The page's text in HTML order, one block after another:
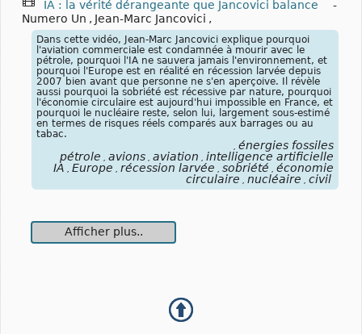
IA : la vérité dérangeante que Jancovici balance
-
Numero Un , Jean-Marc Jancovici ,
Dans cette vidéo, Jean-Marc Jancovici explique pourquoi
l'aviation commerciale est condamnée à mourir avec le
pétrole, pourquoi l'IA ne sauvera jamais l'environnement, et
pourquoi l'Europe est en réalité en récession larvée depuis
2007 bien avant que personne ne s'en aperçoive. Il révèle
aussi pourquoi la sobriété est récessive par nature, pourquoi
l'économie circulaire est aujourd'hui impossible en France, et
pourquoi le nucléaire reste, selon lui, largement sous-estimé
en termes de risques réels comparés aux barrages ou au
tabac.
énergies fossiles
pétrole
avions aviation
intelligence artificielle
IA
Europe récession larvée sobriété
économie
circulaire
nucléaire civil
Afficher plus..